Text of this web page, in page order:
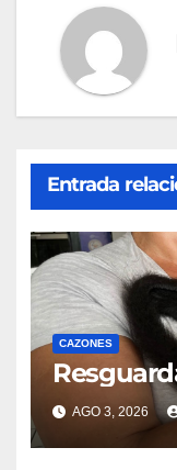
Entrada
CAZONES
AGO 3, 2026